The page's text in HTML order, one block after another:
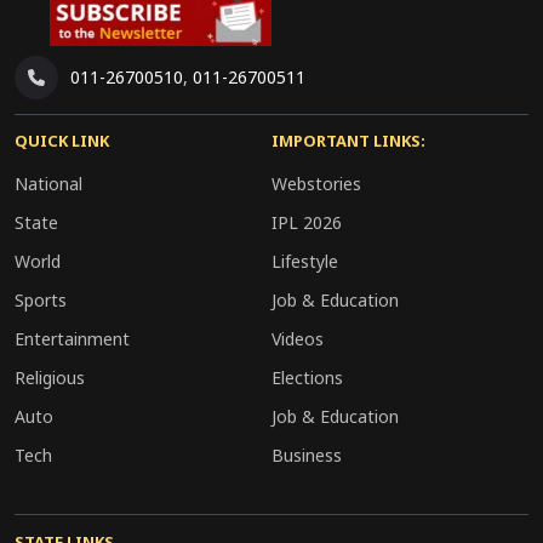
अप्रत्याशित स्थिति से तुरंत निपटा जा सके।
011-26700510, 011-26700511
QUICK LINK
National
State
World
Sports
Entertainment
Religious
Auto
Tech
IMPORTANT LINKS:
Webstories
IPL 2026
Lifestyle
Job & Education
Videos
Elections
Job & Education
Business